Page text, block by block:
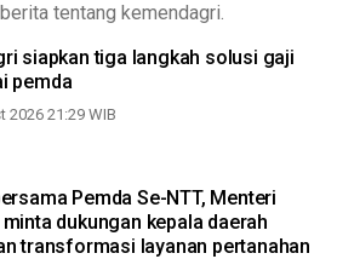
tentang kemendagri.
siapkan tiga langkah solusi gaji
pemda
2026 21:29 WIB
Pemda Se-NTT, Menteri
dukungan kepala daerah
transformasi layanan pertanahan